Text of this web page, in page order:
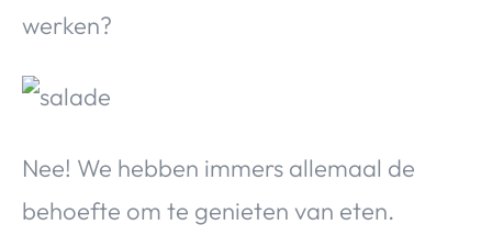
werken?
Nee! We hebben immers allemaal de
behoefte om te genieten van eten.